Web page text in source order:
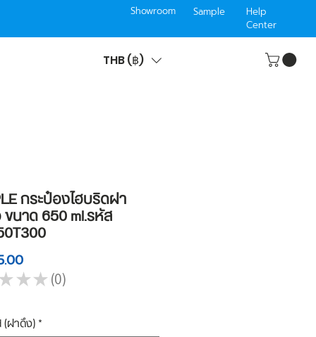
Showroom Sample
Help
Center
THB (฿)
กระป๋องไฮบริดฝา
ขนาด 650 ml.รหัส
Price
★ ★ ★ 0
0
(ฝาดึง)*